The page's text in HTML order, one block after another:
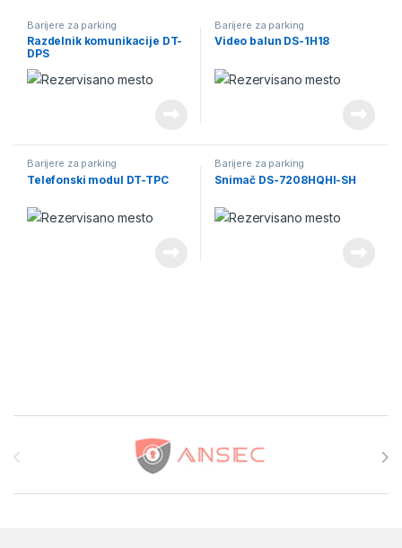
Barijere za parking
Razdelnik komunikacije DT-
DPS
Barijere za parking
Video balun DS-1H18
Barijere za parking
Telefonski modul DT-TPC
Barijere za parking
Snimač DS-7208HQHI-SH
Brands Carousel